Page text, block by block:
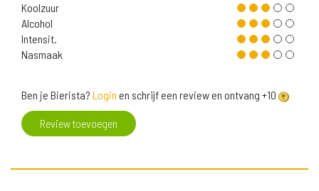
Koolzuur
Alcohol
Intensit.
Nasmaak
Ben je Bierista? Login en schrijf een review en ontvang +10
Review toevoegen